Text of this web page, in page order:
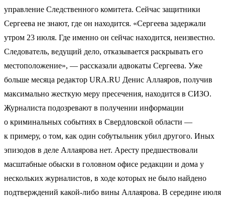
управление Следственного комитета. Сейчас защитники
Сергеева не знают, где он находится. «Сергеева задержали
утром 23 июля. Где именно он сейчас находится, неизвестно.
Следователь, ведущий дело, отказывается раскрывать его
местоположение», — рассказали адвокаты Сергеева. Уже
больше месяца редактор URA.RU Денис Аллаяров, получив
максимально жесткую меру пресечения, находится в СИЗО.
Журналиста подозревают в получении информации
о криминальных событиях в Свердловской области —
к примеру, о том, как один собутыльник убил другого. Иных
эпизодов в деле Аллаярова нет. Аресту предшествовали
масштабные обыски в головном офисе редакции и дома у
нескольких журналистов, в ходе которых не было найдено
подтверждений какой-либо вины Аллаярова. В середине июля